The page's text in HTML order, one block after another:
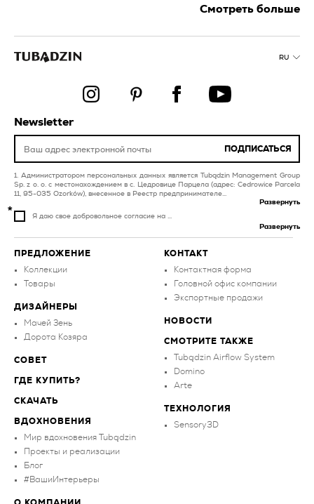
зеленая плитка для
золотистая плитка для
балкона и террасы
розовая плитка для
бассейна и спа
вестибюль и прихожая
Смотреть больше
RU
ПРЕДЛОЖЕНИЕ
Коллекции
Товары
ДИЗАЙНЕРЫ
Мачей Зень
Дорота Козяра
СОВЕТ
ГДЕ КУПИТЬ?
СКАЧАТЬ
ВДОХНОВЕНИЯ
Мир вдохновения Tubądzin
Проекты и реализации
Блог
#ВашиИнтерьеры
КОНТАКТ
Контактная форма
Головной офис компании
Экспортные продажи
НОВОСТИ
СМОТРИТЕ ТАКЖЕ
Tubądzin Airflow System
Domino
Arte
ТЕХНОЛОГИЯ
Sensory3D
Newsletter
ПОДПИСАТЬСЯ
Администратором персональных данных является Tubądzin Management Group
Sp. z o. o. с местонахождением в с. Цедровице Парцела (адрес: Cedrowice Parcela
11, 95-035 Ozorków), внесенное в Реестр предпринимателе...
Развернуть
Я даю свое добровольное согласие на ...
Развернуть